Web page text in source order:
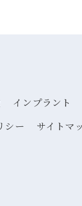
インプラント
シー サイトマ